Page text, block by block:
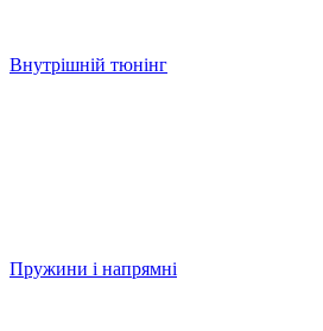
Внутрішній тюнінг
Пружини і напрямні